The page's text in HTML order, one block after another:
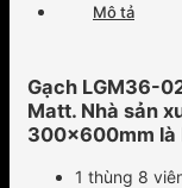
Mô tả
Gạch LGM36-
Matt. Nhà sản
300x600mm là
1 thùng 8